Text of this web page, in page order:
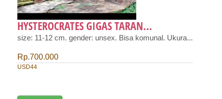
HYSTEROCRATES GIGAS TARAN...
size: 11-12 cm. gender: unsex. Bisa komunal. Ukura...
Rp.700.000
USD44